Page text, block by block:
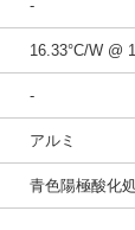
-
16.33°C/W @
-
アルミ
青色陽極酸化